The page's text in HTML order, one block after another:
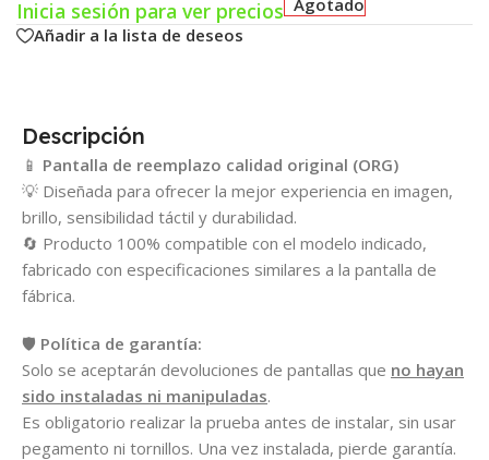
Inicia sesión para ver precios
Añadir a la lista de deseos
Descripción
📱 Pantalla de reemplazo calidad original (ORG)
💡 Diseñada para ofrecer la mejor experiencia en imagen,
brillo, sensibilidad táctil y durabilidad.
🔄 Producto 100% compatible con el modelo indicado,
fabricado con especificaciones similares a la pantalla de
fábrica.
🛡️ Política de garantía:
Solo se aceptarán devoluciones de pantallas que no hayan
sido instaladas ni manipuladas.
Es obligatorio realizar la prueba antes de instalar, sin usar
pegamento ni tornillos. Una vez instalada, pierde garantía.